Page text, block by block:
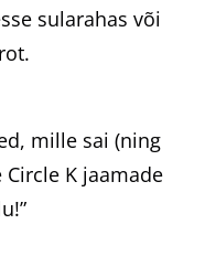
sularahas või
mille sai (ning
K jaamade